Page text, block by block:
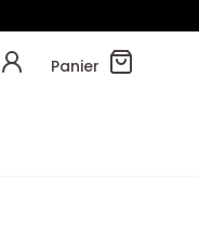
Panier